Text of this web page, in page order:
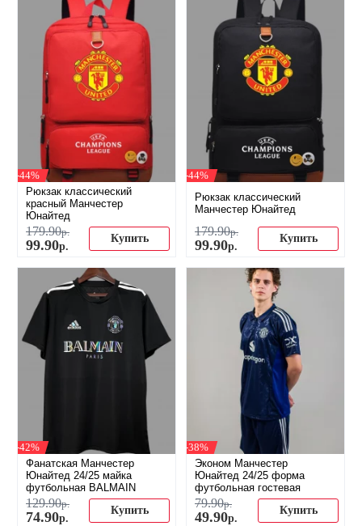
-44%
Рюкзак классический
красный Манчестер
Юнайтед
179.90р.
99.90р.
Купить
-44%
Рюкзак классический
Манчестер Юнайтед
179.90р.
99.90р.
Купить
-42%
Фанатская Манчестер
Юнайтед 24/25 майка
футбольная BALMAIN
129.90р.
74.90р.
Купить
-38%
Эконом Манчестер
Юнайтед 24/25 форма
футбольная гостевая
79.90р.
49.90р.
Купить